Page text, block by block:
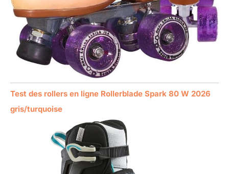
Test des rollers en ligne Rollerblade Spark 80 W 2026
gris/turquoise